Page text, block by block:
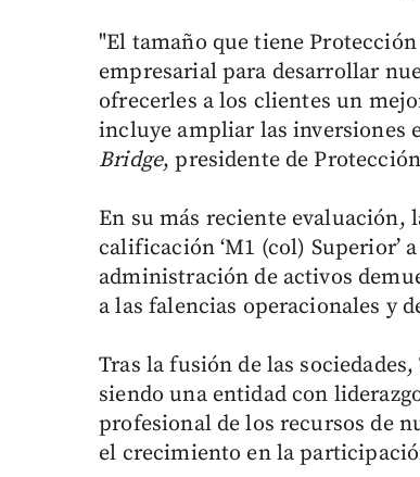
"El tamaño que tiene
empresarial para desarrollar
ofrecerles a los clientes un
incluye ampliar las inversiones
Bridge, presidente de
En su más reciente evaluación,
calificación ‘M1 (col) Superior’
administración de activos
a las falencias operacionales y
Tras la fusión de las
siendo una entidad con
profesional de los recursos de
el crecimiento en la